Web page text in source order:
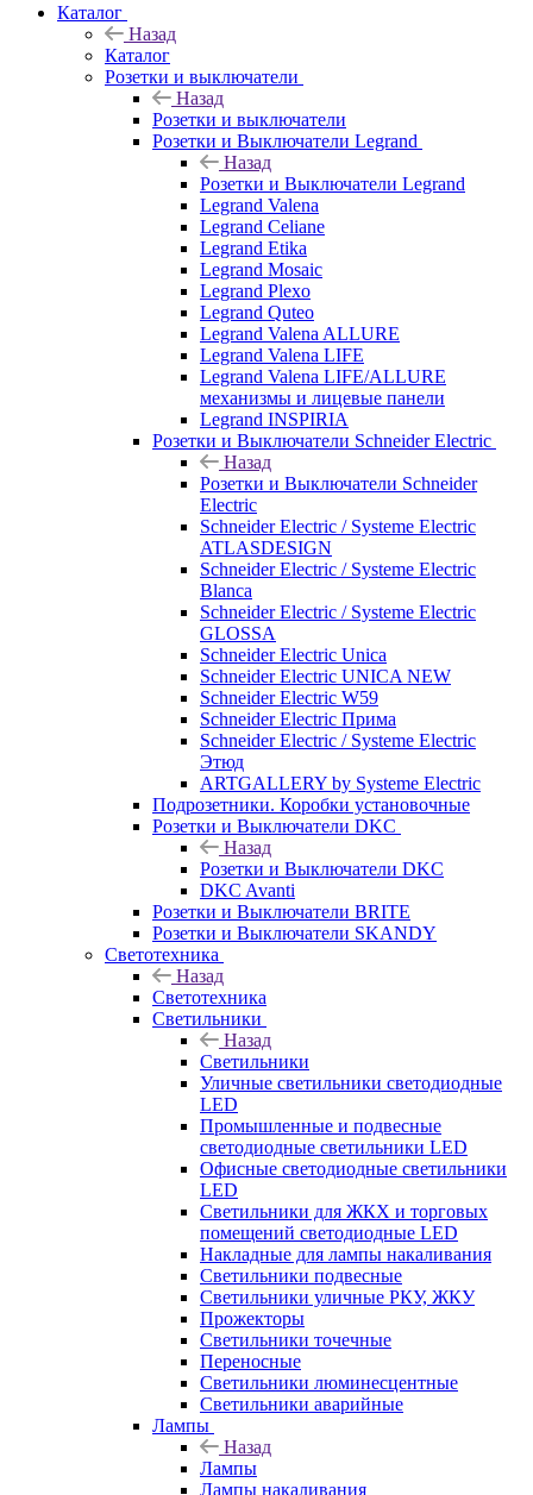
Каталог
Назад
Каталог
Розетки и выключатели
Назад
Розетки и выключатели
Розетки и Выключатели Legrand
Назад
Розетки и Выключатели Legrand
Legrand Valena
Legrand Celiane
Legrand Etika
Legrand Mosaic
Legrand Plexo
Legrand Quteo
Legrand Valena ALLURE
Legrand Valena LIFE
Legrand Valena LIFE/ALLURE
механизмы и лицевые панели
Legrand INSPIRIA
Розетки и Выключатели Schneider Electric
Назад
Розетки и Выключатели Schneider
Electric
Schneider Electric / Systeme Electric
ATLASDESIGN
Schneider Electric / Systeme Electric
Blanca
Schneider Electric / Systeme Electric
GLOSSA
Schneider Electric Unica
Schneider Electric UNICA NEW
Schneider Electric W59
Schneider Electric Прима
Schneider Electric / Systeme Electric
Этюд
ARTGALLERY by Systeme Electric
Подрозетники. Коробки установочные
Розетки и Выключатели DKC
Назад
Розетки и Выключатели DKC
DKC Avanti
Розетки и Выключатели BRITE
Розетки и Выключатели SKANDY
Светотехника
Назад
Светотехника
Светильники
Назад
Светильники
Уличные светильники светодиодные
LED
Промышленные и подвесные
светодиодные светильники LED
Офисные светодиодные светильники
LED
Светильники для ЖКХ и торговых
помещений светодиодные LED
Накладные для лампы накаливания
Светильники подвесные
Светильники уличные РКУ, ЖКУ
Прожекторы
Cветильники точечные
Переносные
Светильники люминесцентные
Светильники аварийные
Лампы
Назад
Лампы
Лампы накаливания